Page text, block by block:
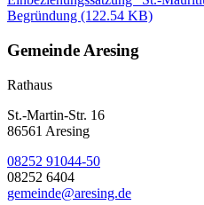
Begründung (122.54 KB)
Gemeinde Aresing
Rathaus
St.-Martin-Str. 16
86561 Aresing
08252 91044-50
08252 6404
gemeinde@aresing.de